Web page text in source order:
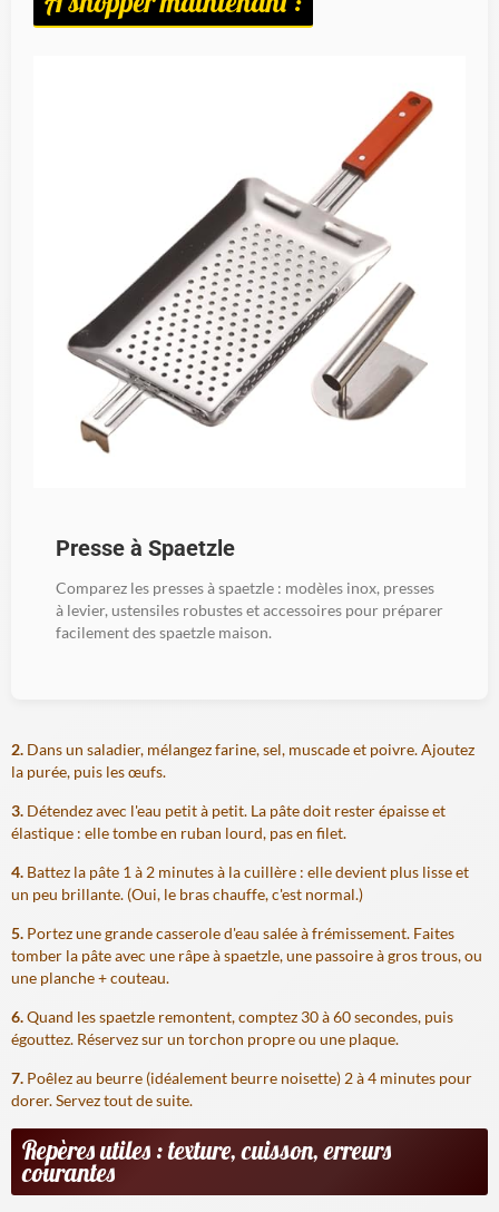
Presse à Spaetzle
Comparez les presses à spaetzle : modèles inox, presses
à levier, ustensiles robustes et accessoires pour préparer
facilement des spaetzle maison.
2. Dans un saladier, mélangez farine, sel, muscade et poivre. Ajoutez
la purée, puis les œufs.
3. Détendez avec l'eau petit à petit. La pâte doit rester épaisse et
élastique : elle tombe en ruban lourd, pas en filet.
4. Battez la pâte 1 à 2 minutes à la cuillère : elle devient plus lisse et
un peu brillante. (Oui, le bras chauffe, c'est normal.)
5. Portez une grande casserole d'eau salée à frémissement. Faites
tomber la pâte avec une râpe à spaetzle, une passoire à gros trous, ou
une planche + couteau.
6.Quand les spaetzle remontent, comptez 30 à 60 secondes, puis
égouttez. Réservez sur un torchon propre ou une plaque.
7. Poêlez au beurre (idéalement beurre noisette) 2 à 4 minutes pour
dorer. Servez tout de suite.
Repères utiles : texture, cuisson, erreurs
courantes